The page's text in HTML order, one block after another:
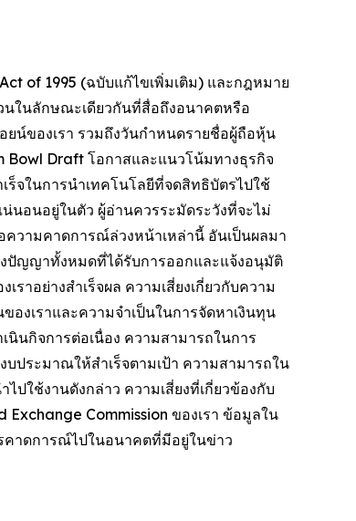
of 1995 (ฉบับแก้ไขเพิ่มเติม) และกฎหมาย
นในลักษณะเดียวกันที่สื่อถึงอนาคตหรือ
น์ของเรา รวมถึงวันกำหนดรายชื่อผู้ถือหุ้น
Bowl Draft โอกาสและแนวโน้มทางธุรกิจ
จในการนำเทคโนโลยีที่จดสิทธิบัตรไปใช้
นอนอยู่ในตัว ผู้อ่านควรระมัดระวังที่จะไม่
วามคาดการณ์ล่วงหน้าเหล่านี้ อันเป็นผลมา
งปัญญาทั้งหมดที่ได้รับการออกและแจ้งอนุมัติ
าอย่างสำเร็จผล ความเสี่ยงเกี่ยวกับความ
งเราและความจำเป็นในการจัดหาเงินทุน
นินกิจการต่อเนื่อง ความสามารถในการ
ประมาณให้สำเร็จตามเป้า ความสามารถใน
ปใช้งานดังกล่าว ความเสี่ยงที่เกี่ยวข้องกับ
Commission ของเรา ข้อมูลใน
าดการณ์ไปในอนาคตที่มีอยู่ในข่าว